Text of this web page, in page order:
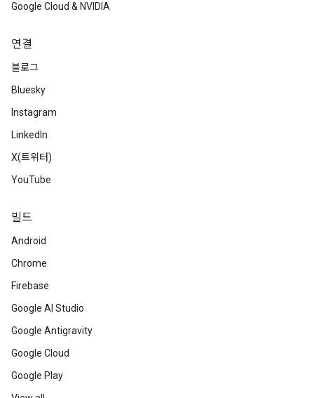
Google Cloud & NVIDIA
연결
블로그
Bluesky
Instagram
LinkedIn
X(트위터)
YouTube
빌드
Android
Chrome
Firebase
Google AI Studio
Google Antigravity
Google Cloud
Google Play